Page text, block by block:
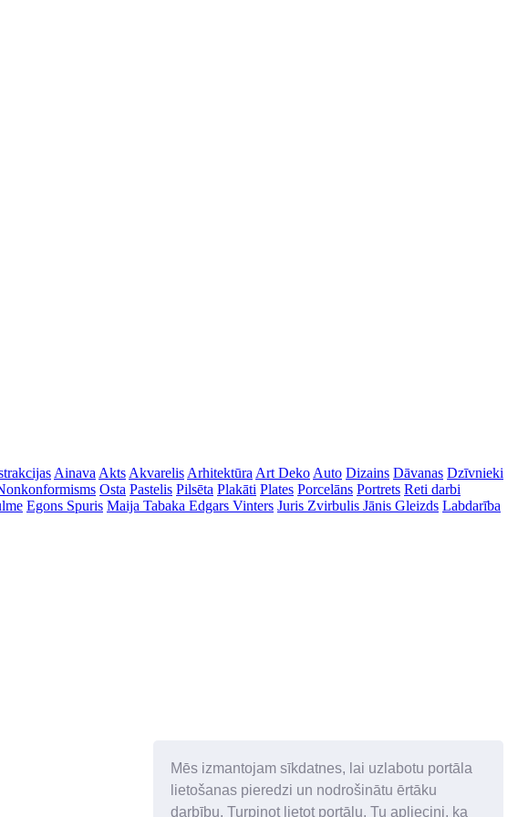
Mēs izmantojam sīkdatnes, lai uzlabotu portāla
lietošanas pieredzi un nodrošinātu ērtāku
darbību. Turpinot lietot portālu, Tu apliecini, ka
Ainava Akts Akvarelis Arhitektūra Art Deko Auto Dizains Dāvanas Dzīvnieki
Osta Pastelis Pilsēta Plakāti Plates Porcelāns Portrets Reti darbi
Egons Spuris Maija Tabaka Edgars Vinters Juris Zvirbulis Jānis Gleizds Labdarība